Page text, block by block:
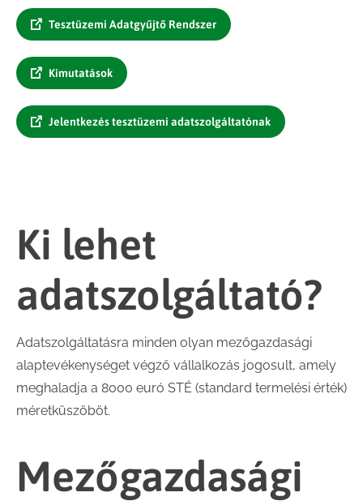
Tesztüzemi Adatgyűjtő Rendszer
Kimutatások
Jelentkezés tesztüzemi adatszolgáltatónak
Ki lehet
adatszolgáltató?
Adatszolgáltatásra minden olyan mezőgazdasági
alaptevékenységet végző vállalkozás jogosult, amely
meghaladja a 8000 euró STÉ (standard termelési érték)
méretküszöböt.
Mezőgazdasági